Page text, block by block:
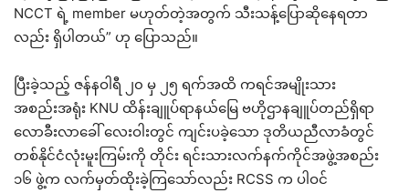
NCCT ရဲ့ member မဟုတ်တဲ့အတွက် သီးသန့်ပြောဆိုနေရတာ
လည်း ရှိပါတယ်” ဟု ပြောသည်။
ပြီးခဲ့သည့် ဇန်နဝါရီ ၂၀ မှ ၂၅ ရက်အထိ ကရင်အမျိုးသား
အစည်းအရုံး KNU ထိန်းချူပ်ရာနယ်မြေ ဗဟိုဌာနချူပ်တည်ရှိရာ
လောခီးလာခေါ် လေးဝါးတွင် ကျင်းပခဲ့သော ဒုတိယညီလာခံတွင်
တစ်နိုင်ငံလုံးမူးကြမ်းကို တိုင်း ရင်းသားလက်နက်ကိုင်အဖွဲ့အစည်း
၁၆ ဖွဲ့က လက်မှတ်ထိုးခဲ့ကြသော်လည်း RCSS က ပါဝင်